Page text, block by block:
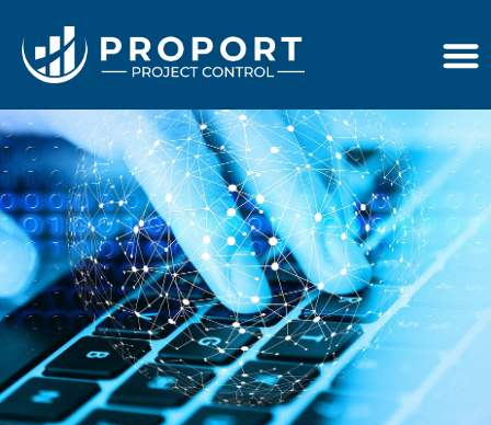
La adopción de estrategias de
digitalización en la gestión de
proyectos